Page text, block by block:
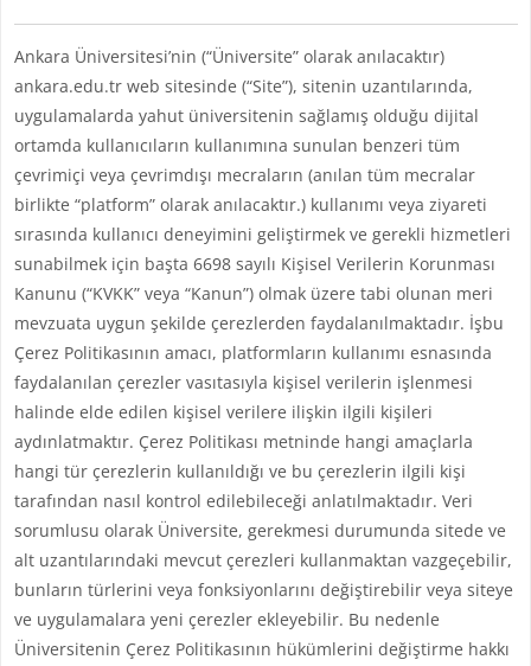
Ankara Üniversitesi’nin (“Üniversite” olarak anılacaktır)
ankara.edu.tr web sitesinde (“Site”), sitenin uzantılarında,
uygulamalarda yahut üniversitenin sağlamış olduğu dijital
ortamda kullanıcıların kullanımına sunulan benzeri tüm
çevrimiçi veya çevrimdışı mecraların (anılan tüm mecralar
birlikte “platform” olarak anılacaktır.) kullanımı veya ziyareti
sırasında kullanıcı deneyimini geliştirmek ve gerekli hizmetleri
sunabilmek için başta 6698 sayılı Kişisel Verilerin Korunması
Kanunu (“KVKK” veya “Kanun”) olmak üzere tabi olunan meri
mevzuata uygun şekilde çerezlerden faydalanılmaktadır. İşbu
Çerez Politikasının amacı, platformların kullanımı esnasında
faydalanılan çerezler vasıtasıyla kişisel verilerin işlenmesi
halinde elde edilen kişisel verilere ilişkin ilgili kişileri
aydınlatmaktır. Çerez Politikası metninde hangi amaçlarla
hangi tür çerezlerin kullanıldığı ve bu çerezlerin ilgili kişi
tarafından nasıl kontrol edilebileceği anlatılmaktadır. Veri
sorumlusu olarak Üniversite, gerekmesi durumunda sitede ve
alt uzantılarındaki mevcut çerezleri kullanmaktan vazgeçebilir,
bunların türlerini veya fonksiyonlarını değiştirebilir veya siteye
ve uygulamalara yeni çerezler ekleyebilir. Bu nedenle
Üniversitenin Çerez Politikasının hükümlerini değiştirme hakkı